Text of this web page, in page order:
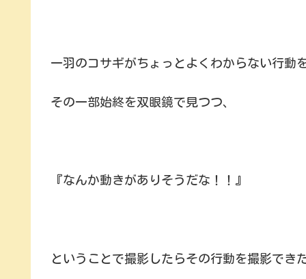
一羽のコサギがちょっとよくわからない行動
その一部始終を双眼鏡で見つつ、
『なんか動きがありそうだな！！』
ということで撮影したらその行動を撮影できた